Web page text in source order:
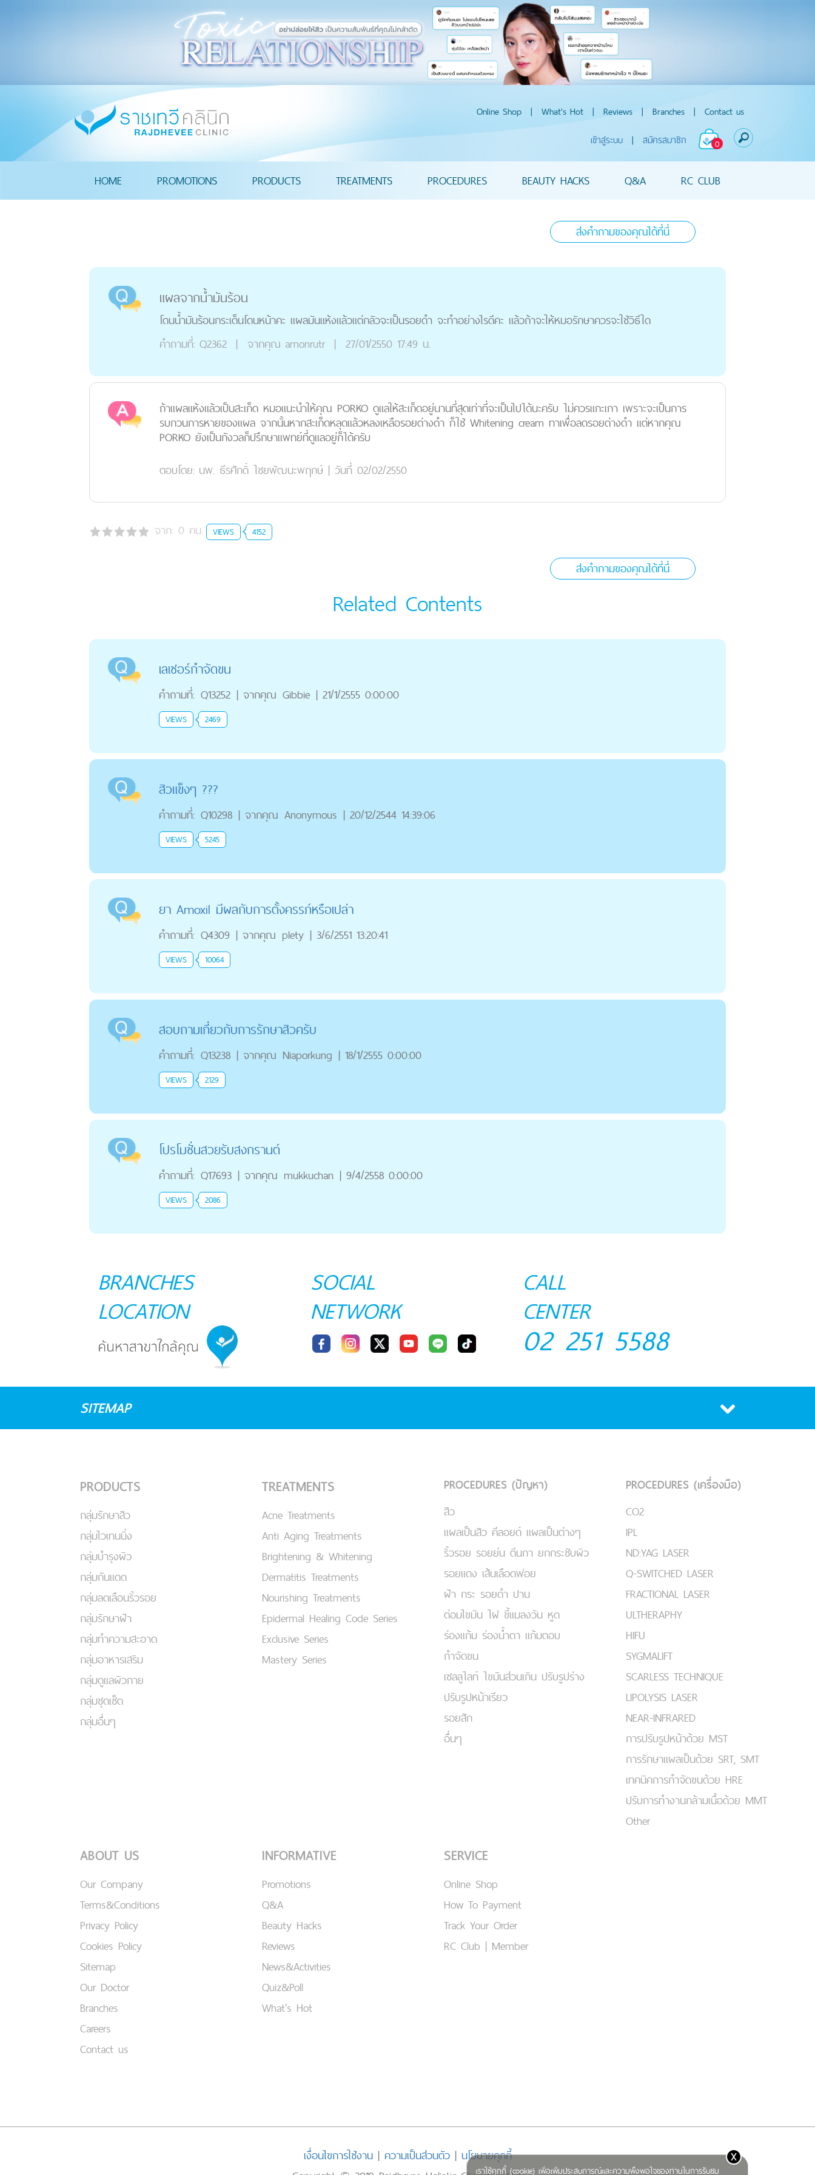
Online Shop | What's Hot | Reviews | Branches | Contact us
0
เข้าสู่ระบบ | สมัครสมาชิก
HOME PROMOTIONS PRODUCTS TREATMENTS PROCEDURES BEAUTY HACKS Q&A RC CLUB
ส่งคำถามของคุณได้ที่นี่
แผลจากน้ำมันร้อน
โดนน้ำมันร้อนกระเด็นโดนหน้าคะ แผลมันแห้งแล้วแต่กลัวจะเป็นรอยดำ จะทำอย่างไรดีคะ แล้วถ้าจะให้หมอรักษาควรจะใช้วิธีใด
คำถามที่: Q2362 | จากคุณ amonrutr | 27/01/2550 17:49 น.
ถ้าแผลแห้งแล้วเป็นสะเก็ด หมอแนะนำให้คุณ PORKO ดูแลให้สะเก็ดอยู่นานที่สุดเท่าที่จะเป็นไปได้นะครับ ไม่ควรแกะเกา เพราะจะเป็นการ
รบกวนการหายของแผล จากนั้นหากสะเก็ดหลุดแล้วหลงเหลือรอยด่างดำ ก็ใช้ Whitening cream ทาเพื่อลดรอยด่างดำ แต่หากคุณ
PORKO ยังเป็นกังวลก็ปรึกษาแพทย์ที่ดูแลอยู่ก็ได้ครับ
ตอบโดย: นพ. ธีรศักดิ์ ไชยพัฒนะพฤกษ์ | วันที่ 02/02/2550
จาก: 0 คน VIEWS 4152
ส่งคำถามของคุณได้ที่นี่
Related Contents
เลเซอร์กำจัดขน
คำถามที่: Q13252 | จากคุณ Gibbie | 21/1/2555 0:00:00
VIEWS 2469
สิวแข็งๆ ???
คำถามที่: Q10298 | จากคุณ Anonymous | 20/12/2544 14:39:06
VIEWS 5245
ยา Amoxil มีผลกับการตั้งครรภ์หรือเปล่า
คำถามที่: Q4309 | จากคุณ plety | 3/6/2551 13:20:41
VIEWS 10064
สอบถามเกี่ยวกับการรักษาสิวครับ
คำถามที่: Q13238 | จากคุณ Niaporkung | 18/1/2555 0:00:00
VIEWS 2129
โปรโมชั่นสวยรับสงกรานต์
คำถามที่: Q17693 | จากคุณ mukkuchan | 9/4/2558 0:00:00
VIEWS 2086
เราใช้คุกกี้ (cookie) เพื่อเพิ่มประสบการณ์และความพึงพอใจของท่านในการรับชม
x
BRANCHES
LOCATION
SOCIAL
NETWORK
CALL
CENTER
02 251 5588
SITEMAP
PRODUCTS
กลุ่มรักษาสิว
กลุ่มไวเทนนิ่ง
กลุ่มบำรุงผิว
กลุ่มกันแดด
กลุ่มลดเลือนริ้วรอย
กลุ่มรักษาฝ้า
กลุ่มทำความสะอาด
กลุ่มอาหารเสริม
กลุ่มดูแลผิวกาย
กลุ่มชุดเซ็ต
กลุ่มอื่นๆ
TREATMENTS
Acne Treatments
Anti Aging Treatments
Brightening & Whitening
Dermatitis Treatments
Nourishing Treatments
Epidermal Healing Code Series
Exclusive Series
Mastery Series
PROCEDURES (ปัญหา)
สิว
แผลเป็นสิว คีลอยด์ แผลเป็นต่างๆ
ริ้วรอย รอยย่น ตีนกา ยกกระชับผิว
รอยแดง เส้นเลือดฟอย
ฝ้า กระ รอยดำ ปาน
ต่อมไขมัน ไฝ ขี้แมลงวัน หูด
ร่องแก้ม ร่องน้ำตา แก้มตอบ
กำจัดขน
เชลลูไลท์ ไขมันส่วนเกิน ปรับรูปร่าง
ปรับรูปหน้าเรียว
รอยสัก
อื่นๆ
PROCEDURES (เครื่องมือ)
CO2
IPL
ND:YAG LASER
Q-SWITCHED LASER
FRACTIONAL LASER
ULTHERAPHY
HIFU
SYGMALIFT
SCARLESS TECHNIQUE
LIPOLYSIS LASER
NEAR-INFRARED
การปรับรูปหน้าด้วย MST
การรักษาแผลเป็นด้วย SRT, SMT
เทคนิคการกำจัดขนด้วย HRE
ปรับการทำงานกล้ามเนื้อด้วย MMT
Other
ABOUT US
Our Company
Terms&Conditions
Privacy Policy
Cookies Policy
Sitemap
Our Doctor
Branches
Careers
Contact us
INFORMATIVE
Promotions
Q&A
Beauty Hacks
Reviews
News&Activities
Quiz&Poll
What's Hot
SERVICE
Online Shop
How To Payment
Track Your Order
RC Club | Member
เงื่อนไขการใช้งาน| ความเป็นส่วนตัว| นโยบายคุกกี้